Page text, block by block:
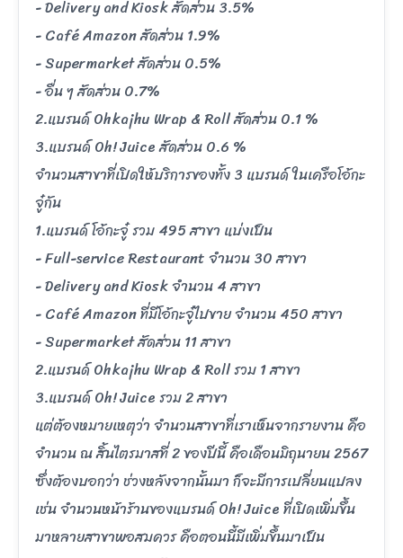
- Delivery and Kiosk สัดส่วน 3.5%
- Café Amazon สัดส่วน 1.9%
- Supermarket สัดส่วน 0.5%
- อื่น ๆ สัดส่วน 0.7%
2.แบรนด์ Ohkajhu Wrap & Roll สัดส่วน 0.1 %
3.แบรนด์ Oh! Juice สัดส่วน 0.6 %
จำนวนสาขาที่เปิดให้บริการของทั้ง 3 แบรนด์ ในเครือโอ้กะ
จู๋กัน
1.แบรนด์ โอ้กะจู๋ รวม 495 สาขา แบ่งเป็น
- Full-service Restaurant จำนวน 30 สาขา
- Delivery and Kiosk จำนวน 4 สาขา
- Café Amazon ที่มีโอ้กะจู๋ไปขาย จำนวน 450 สาขา
- Supermarket สัดส่วน 11 สาขา
2.แบรนด์ Ohkajhu Wrap & Roll รวม 1 สาขา
3.แบรนด์ Oh! Juice รวม 2 สาขา
แต่ต้องหมายเหตุว่า จำนวนสาขาที่เราเห็นจากรายงาน คือ
จำนวน ณ สิ้นไตรมาสที่ 2 ของปีนี้ คือเดือนมิถุนายน 2567
ซึ่งต้องบอกว่า ช่วงหลังจากนั้นมา ก็จะมีการเปลี่ยนแปลง
เช่น จำนวนหน้าร้านของแบรนด์ Oh! Juice ที่เปิดเพิ่มขึ้น
มาหลายสาขาพอสมควร คือตอนนี้มีเพิ่มขึ้นมาเป็น